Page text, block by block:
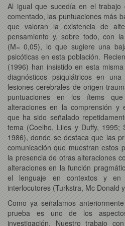
Al igual que sucedía en el
comentado, las puntuaciones más
que valoran la existencia de
pensamiento y, sobre todo, con
(M= 0,05), lo que sugiere una
psicóticas en esta población.
(1996) han insistido en esta
diagnósticos psiquiátricos en
lesiones cerebrales de origen
puntuaciones en los ítems
alteraciones en la comprensión y
que ha sido señalado
tema (Coelho, Liles y Duffy, 1995;
1986), donde se destaca que las
comunicación que muestran estos
la presencia de otras alteraciones
alteraciones en la función
el lenguaje en contextos y en
interlocutores (Turkstra, Mc Donald
Como ya señalamos
prueba es uno de los
investigación. Nuestro trabajo